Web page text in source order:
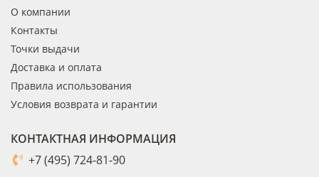
О компании
Контакты
Точки выдачи
Доставка и оплата
Правила использования
Условия возврата и гарантии
КОНТАКТНАЯ ИНФОРМАЦИЯ
+7 (495) 724-81-90